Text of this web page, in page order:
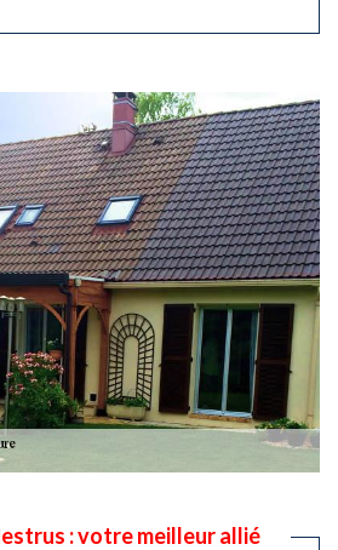
: votre meilleur allié